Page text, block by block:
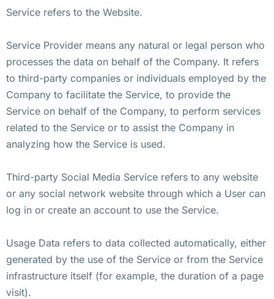
Service refers to the Website.
Service Provider means any natural or legal person who
processes the data on behalf of the Company. It refers
to third-party companies or individuals employed by the
Company to facilitate the Service, to provide the
Service on behalf of the Company, to perform services
related to the Service or to assist the Company in
analyzing how the Service is used.
Third-party Social Media Service refers to any website
or any social network website through which a User can
log in or create an account to use the Service.
Usage Data refers to data collected automatically, either
generated by the use of the Service or from the Service
infrastructure itself (for example, the duration of a page
visit).